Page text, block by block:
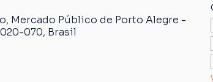
Mercado Público de Porto Alegre -
070, Brasil